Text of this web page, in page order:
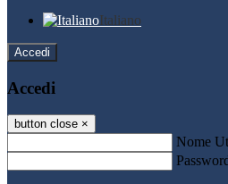
Italiano
Accedi
Accedi
button close ×
Nome